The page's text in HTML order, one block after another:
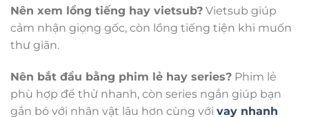
Nên xem lồng tiếng hay vietsub? Vietsub giúp
cảm nhận giọng gốc, còn lồng tiếng tiện khi muốn
thư giãn.
Nên bắt đầu bằng phim lẻ hay series? Phim lẻ
phù hợp để thử nhanh, còn series ngắn giúp bạn
gắn bó với nhân vật lâu hơn cùng với vay nhanh